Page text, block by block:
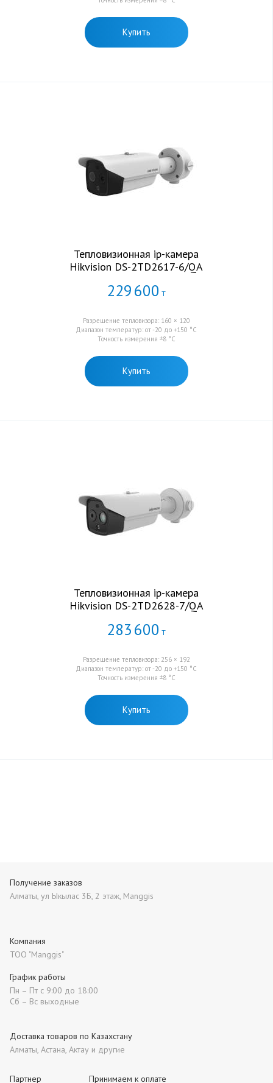
Купить
Тепловизионная ip-камера
Hikvision DS-2TD2617-6/QA
229600 Т
Разрешение тепловизора: 160 × 120
Диапазон температур: от -20 до +150 °C
Точность измерения ±8 °C
Купить
Тепловизионная ip-камера
Hikvision DS-2TD2628-7/QA
283600 Т
Разрешение тепловизора: 256 × 192
Диапазон температур: от -20 до +150 °C
Точность измерения ±8 °C
Купить
Партнер Принимаем к оплате
Получение заказов
Алматы, ул Ыкылас 3Б, 2 этаж, Manggis
Компания
ТОО "Manggis"
Доставка товаров по Казахстану
Алматы, Астана, Актау и другие
График работы
Пн – Пт с 9:00 до 18:00
Сб – Вс выходные